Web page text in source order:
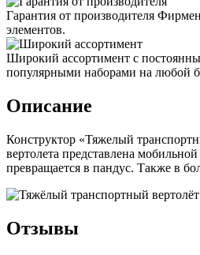
Гарантия от производителя
элементов.
Широкий ассортимент с
популярными наборами на любой
Описание
Конструктор «Тяжелый
вертолета представлена
превращается в пандус. Также в
Отзывы